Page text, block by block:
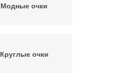
Модные очки
Круглые очки